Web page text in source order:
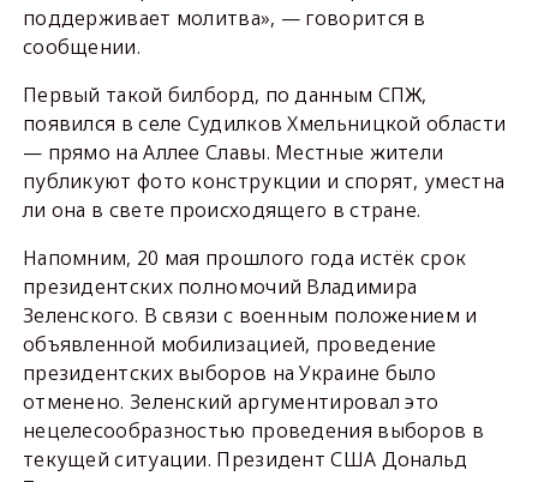
поддерживает молитва», — говорится в
сообщении.
Первый такой билборд, по данным СПЖ,
появился в селе Судилков Хмельницкой области
— прямо на Аллее Славы. Местные жители
публикуют фото конструкции и спорят, уместна
ли она в свете происходящего в стране.
Напомним, 20 мая прошлого года истёк срок
президентских полномочий Владимира
Зеленского. В связи с военным положением и
объявленной мобилизацией, проведение
президентских выборов на Украине было
отменено. Зеленский аргументировал это
нецелесообразностью проведения выборов в
текущей ситуации. Президент США Дональд